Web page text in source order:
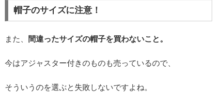
帽子のサイズに注意！
また、 間違ったサイズの帽子を買わないこと。
今はアジャスター付きのものも売っているので、
そういうのを選ぶと失敗しないですよね。